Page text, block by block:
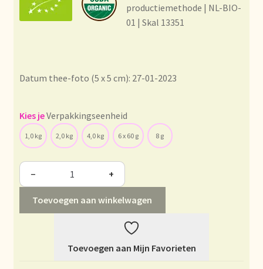
Contact
Contacto
Datenschutzerklärung
Declaración de privacidad
Déclaration de confidentialité
Envío y entrega
productiemethode | NL-BIO-
01 | Skal 13351
Datum thee-foto (5 x 5 cm): 27-01-2023
Verpakkingseenheid
1,0 kg 2,0 kg 4,0 kg 6 x 60 g 8 g
− +
Toevoegen aan winkelwagen
Toevoegen aan Mijn Favorieten